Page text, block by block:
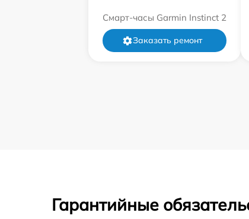
Смарт-часы Garmin Instinct 2
Заказать ремонт
Гарантийные